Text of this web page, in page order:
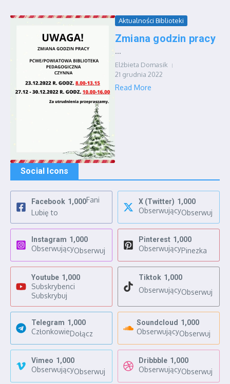
Aktualności Biblioteki
Zmiana godzin pracy
...
Elżbieta Domasik
21 grudnia 2022
Read More
Social Icons
Facebook 1,000Fani
Lubię to
X (Twitter) 1,000
ObserwującyObserwuj
Instagram 1,000
ObserwującyObserwuj
Pinterest 1,000
ObserwującyPinezka
Youtube 1,000
Subskrybenci
Subskrybuj
Tiktok 1,000
ObserwującyObserwuj
Telegram 1,000
CzłonkowieDołącz
Soundcloud 1,000
ObserwującyObserwuj
Vimeo 1,000
ObserwującyObserwuj
Dribbble 1,000
ObserwującyObserwuj